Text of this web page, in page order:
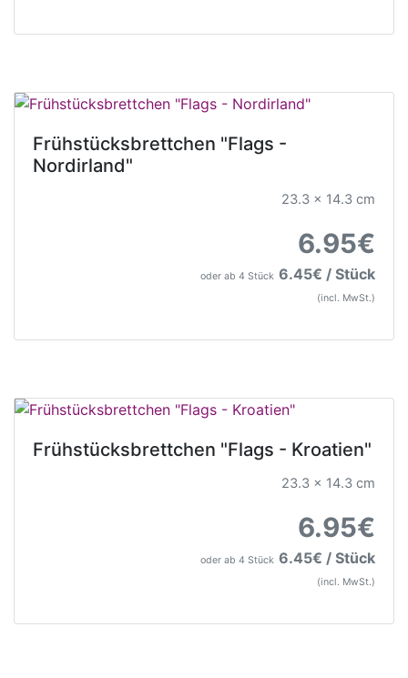
Frühstücksbrettchen "Flags -
Nordirland"
23.3 x 14.3 cm
6.95€
oder ab 4 Stück 6.45€ / Stück
(incl. MwSt.)
Frühstücksbrettchen "Flags - Kroatien"
23.3 x 14.3 cm
6.95€
oder ab 4 Stück 6.45€ / Stück
(incl. MwSt.)